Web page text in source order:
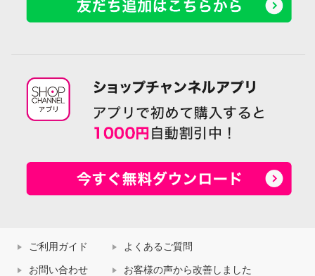
ご利用ガイド よくあるご質問
お問い合わせ お客様の声から改善しました